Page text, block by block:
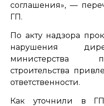
соглашения», —
ГП.
По акту надзора
нарушения
министерства
строительства
ответственности.
Как уточнили в